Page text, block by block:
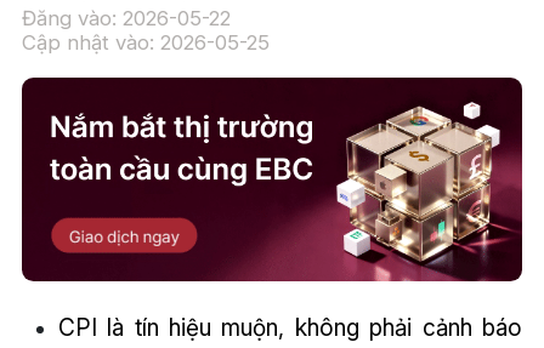
Đăng vào: 2026-05-22
Cập nhật vào: 2026-05-25
CPI là tín hiệu muộn, không phải cảnh báo